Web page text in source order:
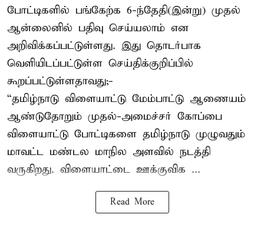
போட்டிகளில் பங்கேற்க 6-ந்தேதி(இன்று) முதல்
ஆன்லைனில் பதிவு செய்யலாம் என
அறிவிக்கப்பட்டுள்ளது. இது தொடர்பாக
வெளியிடப்பட்டுள்ள செய்திக்குறிப்பில்
கூறப்பட்டுள்ளதாவது;-
“தமிழ்நாடு விளையாட்டு மேம்பாட்டு ஆணையம்
ஆண்டுதோறும் முதல்-அமைச்சர் கோப்பை
விளையாட்டு போட்டிகளை தமிழ்நாடு முழுவதும்
மாவட்ட மண்டல மாநில அளவில் நடத்தி
வருகிறது. விளையாட்டை ஊக்குவிக ...
Read More